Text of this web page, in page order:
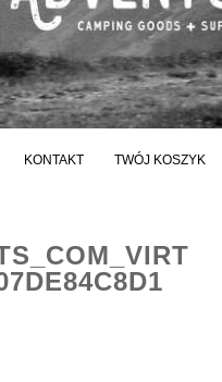
KONTAKT TWÓJ KOSZYK